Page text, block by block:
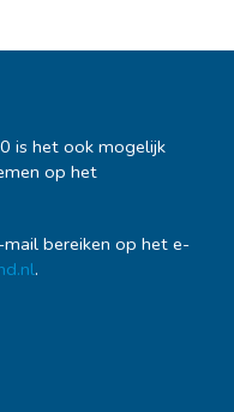
is het ook mogelijk
op het
bereiken op het e-
.